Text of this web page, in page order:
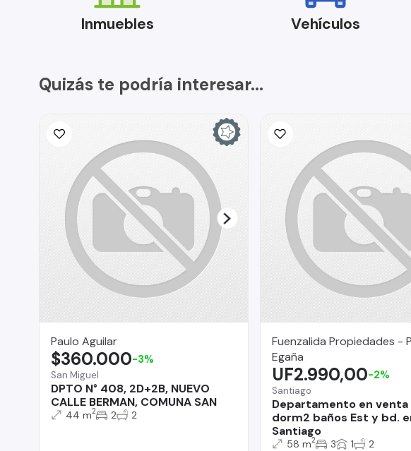
Inmuebles Vehículos
Quizás te podría interesar...
Paulo Aguilar
San Miguel
DPTO N° 408, 2D+2B, NUEVO
CALLE BERMAN, COMUNA SAN
$360.000-3%
44 m2 2 2
Fuenzalida Propiedades -
Egaña
Santiago
Departamento en venta
dorm2 baños Est y bd.
Santiago
UF2.990,00-2%
58 m2 3 1 2